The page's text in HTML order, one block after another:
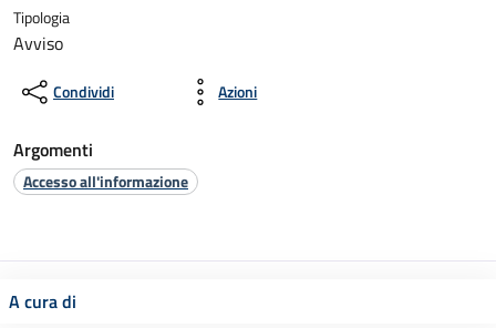
Tipologia
Avviso
Condividi Azioni
Argomenti
Accesso all'informazione
A cura di